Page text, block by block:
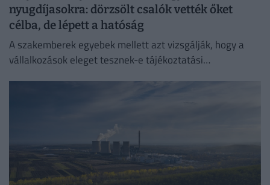
nyugdíjasokra: dörzsölt csalók vették őket
célba, de lépett a hatóság
A szakemberek egyebek mellett azt vizsgálják, hogy a
vállalkozások eleget tesznek-e tájékoztatási